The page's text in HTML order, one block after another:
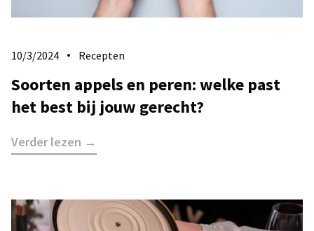
10/3/2024 Recepten
Soorten appels en peren: welke past
het best bij jouw gerecht?
Verder lezen →